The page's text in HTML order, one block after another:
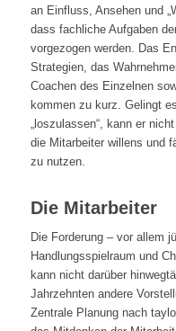
an Einfluss, Ansehen und
dass fachliche Aufgaben
vorgezogen werden. Das
Strategien, das
Coachen des Einzelnen
kommen zu kurz. Gelingt
„loszulassen“, kann er
die Mitarbeiter willens und
zu nutzen.
Die Mitarbeiter
Die Forderung – vor allem
Handlungsspielraum und
kann nicht darüber
Jahrzehnten andere
Zentrale Planung nach